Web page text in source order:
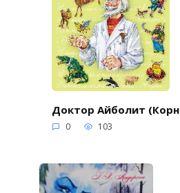
Доктор Айболит
0 103